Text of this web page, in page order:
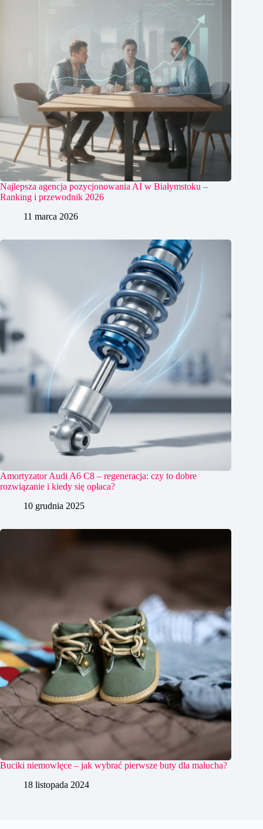
Najlepsza agencja pozycjonowania AI w Białymstoku –
Ranking i przewodnik 2026
11 marca 2026
Amortyzator Audi A6 C8 – regeneracja: czy to dobre
rozwiązanie i kiedy się opłaca?
10 grudnia 2025
Buciki niemowlęce – jak wybrać pierwsze buty dla malucha?
18 listopada 2024